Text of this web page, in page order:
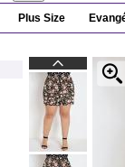
Plus Size